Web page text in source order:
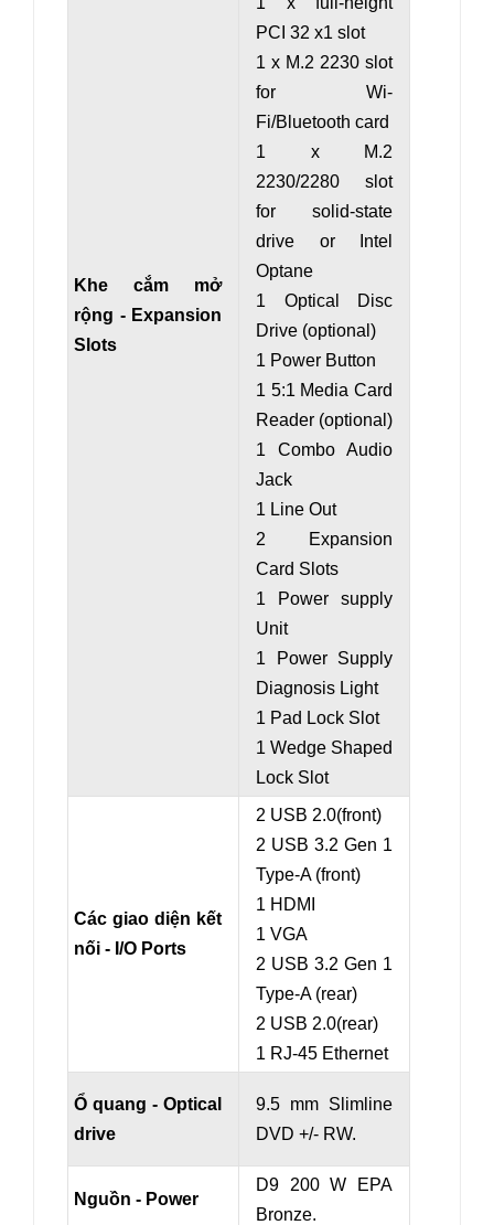
Khe cắm mở
rộng - Expansion
Slots
PCI 32 x1 slot
1 x M.2 2230 slot
for Wi-
Fi/Bluetooth card
1 x M.2
2230/2280 slot
for solid-state
drive or Intel
Optane
1 Optical Disc
Drive (optional)
1 Power Button
1 5:1 Media Card
Reader (optional)
1 Combo Audio
Jack
1 Line Out
2 Expansion
Card Slots
1 Power supply
Unit
1 Power Supply
Diagnosis Light
1 Pad Lock Slot
1 Wedge Shaped
Lock Slot
Các giao diện kết
nối - I/O Ports
2 USB 2.0(front)
2 USB 3.2 Gen 1
Type-A (front)
1 HDMI
1 VGA
2 USB 3.2 Gen 1
Type-A (rear)
2 USB 2.0(rear)
1 RJ-45 Ethernet
Ổ quang - Optical
drive
9.5 mm Slimline
DVD +/- RW.
Nguồn - Power
D9 200 W EPA
Bronze.